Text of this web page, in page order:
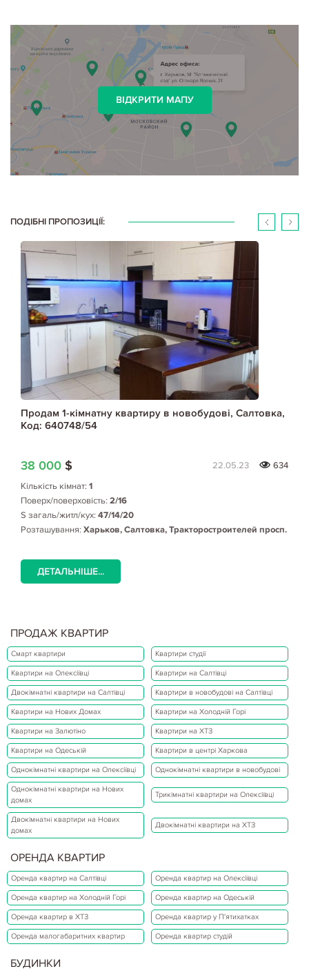
ВІДКРИТИ МАПУ
ПОДІБНІ ПРОПОЗИЦІЇ:
Продам 1-кімнатну квартиру в новобудові, Салтовка,
Код: 640748/54
38 000 $ 22.05.23
634
Кількість кімнат: 1
Поверх/поверховість: 2/16
S загаль/житл/кух: 47/14/20
Розташування: Харьков, Салтовка, Тракторостроителей просп.
ДЕТАЛЬНІШЕ...
ПРОДАЖ КВАРТИР
Смарт квартири Квартири студії
Квартири на Олексіївці Квартири на Салтівці
Двокімнатні квартири на Салтівці Квартири в новобудові на Салтівці
Квартири на Нових Домах Квартири на Холодній Горі
Квартири на Залютіно Квартири на ХТЗ
Квартири на Одеській Квартири в центрі Харкова
Однокімнатні квартири на Олексіївці Однокімнатні квартири в новобудові
Однокімнатні квартири на Нових
домах
Трикімнатні квартири на Олексіївці
Двокімнатні квартири на Нових
домах
Двокімнатні квартири на ХТЗ
ОРЕНДА КВАРТИР
Оренда квартир на Салтівці Оренда квартир на Олексіївці
Оренда квартир на Холодній Горі Оренда квартир на Одеській
Оренда квартир в ХТЗ Оренда квартир у П'ятихатках
Оренда малогабаритних квартир Оренда квартир студій
БУДИНКИ